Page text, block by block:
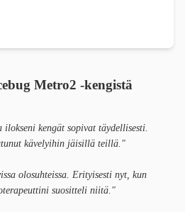
Metro2 -kengistä
kengät sopivat täydellisesti.
kävelyihin jäisillä teillä."
olosuhteissa. Erityisesti nyt, kun
suositteli niitä."